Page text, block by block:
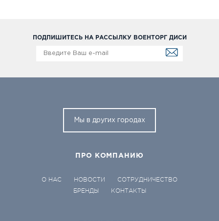
ПОДПИШИТЕСЬ НА РАССЫЛКУ ВОЕНТОРГ ДИСИ
Мы в других городах
ПРО КОМПАНИЮ
О НАС НОВОСТИ
СОТРУДНИЧЕСТВО
БРЕНДЫ
КОНТАКТЫ